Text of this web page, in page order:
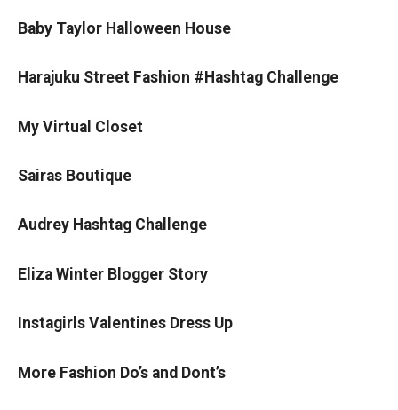
Baby Taylor Halloween House
Harajuku Street Fashion #Hashtag Challenge
My Virtual Closet
Sairas Boutique
Audrey Hashtag Challenge
Eliza Winter Blogger Story
Instagirls Valentines Dress Up
More Fashion Do’s and Dont’s